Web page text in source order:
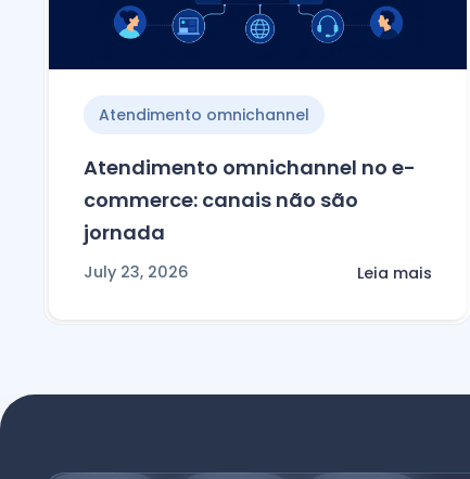
Atendimento omnichannel
Atendimento omnichannel no e-
commerce: canais não são
jornada
July 23, 2026 Leia mais